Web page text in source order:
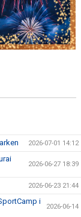
2026-07-01 14:12
2026-06-27 18:39
2026-06-23 21:44
i
2026-06-14